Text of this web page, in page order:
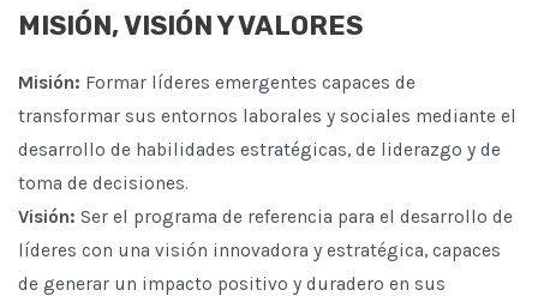
MISIÓN, VISIÓN Y VALORES
Misión: Formar líderes emergentes capaces de
transformar sus entornos laborales y sociales mediante el
desarrollo de habilidades estratégicas, de liderazgo y de
toma de decisiones.
Visión: Ser el programa de referencia para el desarrollo de
líderes con una visión innovadora y estratégica, capaces
de generar un impacto positivo y duradero en sus